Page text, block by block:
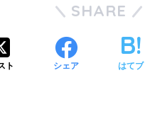
SHARE
ト シェア はてブ